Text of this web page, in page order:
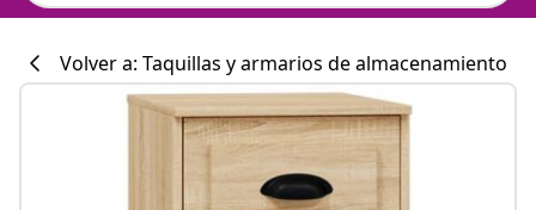
Colección de
Volver a: Taquillas y armarios de almacenamiento